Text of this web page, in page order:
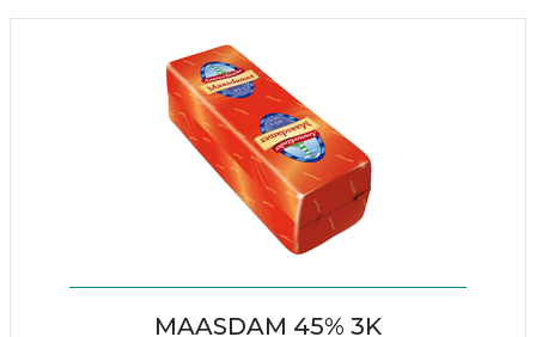
MAASDAM 45% 3K